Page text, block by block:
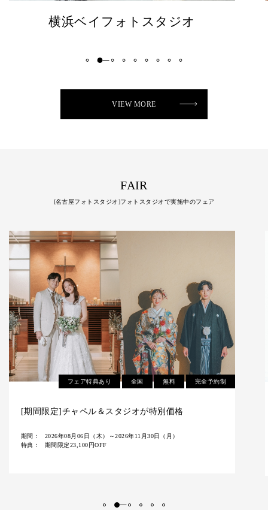
メルパルク名古屋チャペル
VIEW MORE
FAIR
[名古屋フォトスタジオ]フォトスタジオで実施中のフェア
全国 無料 完全予約制
【8/11(火祝)～16(日)の6日間限定】衣裳試着体験付
期間： 2026年08月03日（月）～2026年08月16日（日）